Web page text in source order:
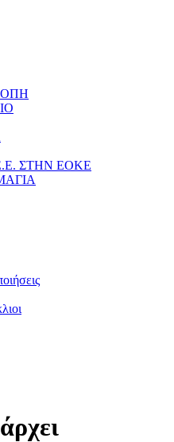
ΣΤΗΝ ΕΟΚΕ